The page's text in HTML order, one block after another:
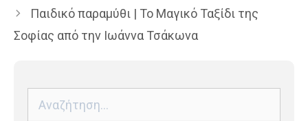
Παιδικό παραμύθι | Το Μαγικό Ταξίδι της
Σοφίας από την Ιωάννα Τσάκωνα
για: